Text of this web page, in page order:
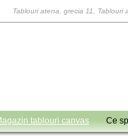
Tablouri atena, grecia 11, Tablouri
tablouri canvas Ce